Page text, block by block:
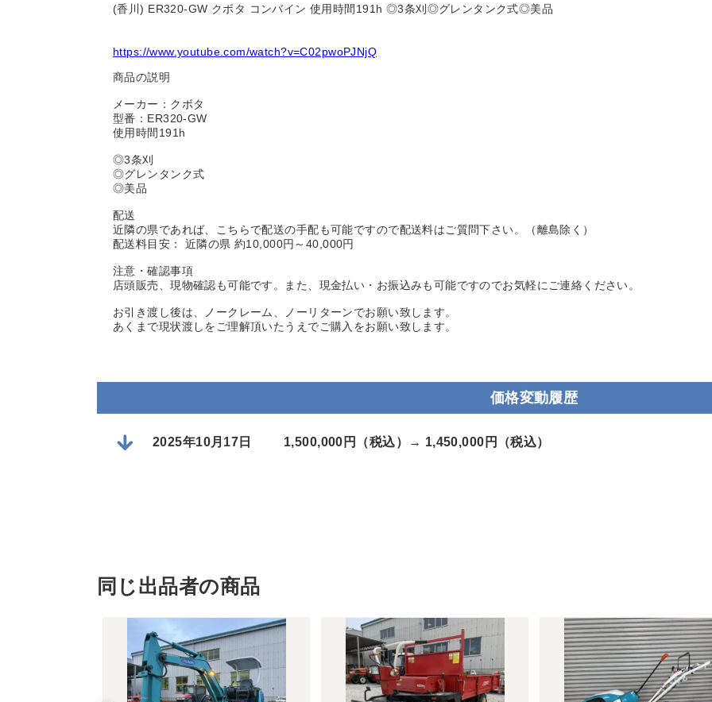
(香川) ER320-GW クボタ コンバイン 使用時間191h ◎3条刈◎グレンタンク式◎美品
https://www.youtube.com/watch?v=C02pwoPJNjQ
商品の説明
メーカー：クボタ
型番：ER320-GW
使用時間191h
◎3条刈
◎グレンタンク式
◎美品
配送
近隣の県であれば、こちらで配送の手配も可能ですので配送料はご質問下さい。（離島除く）
配送料目安： 近隣の県 約10,000円～40,000円
注意・確認事項
店頭販売、現物確認も可能です。また、現金払い・お振込みも可能ですのでお気軽にご連絡ください。
お引き渡し後は、ノークレーム、ノーリターンでお願い致します。
あくまで現状渡しをご理解頂いたうえでご購入をお願い致します。
価格変動履歴
2025年10月17日 1,500,000円（税込）→ 1,450,000円（税込）
同じ出品者の商品